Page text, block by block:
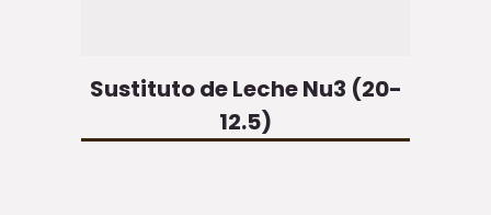
Sustituto de Leche Nu3 (20-
12.5)